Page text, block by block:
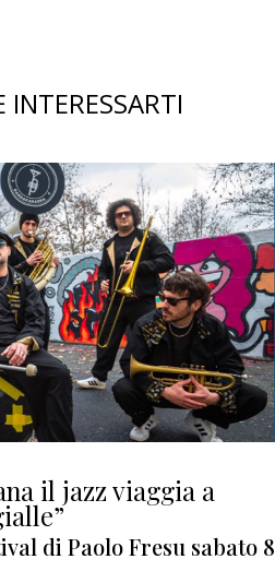
INTERESSARTI
il jazz viaggia a
di Paolo Fresu sabato 8